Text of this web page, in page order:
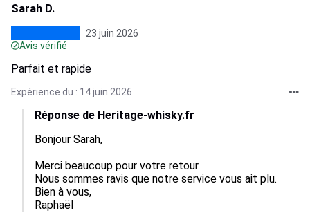
Sarah D.
23 juin 2026
Avis vérifié
Parfait et rapide
Expérience du : 14 juin 2026
Réponse de Heritage-whisky.fr
Bonjour Sarah,
Merci beaucoup pour votre retour.
Nous sommes ravis que notre service vous ait plu.
Bien à vous,
Raphaël